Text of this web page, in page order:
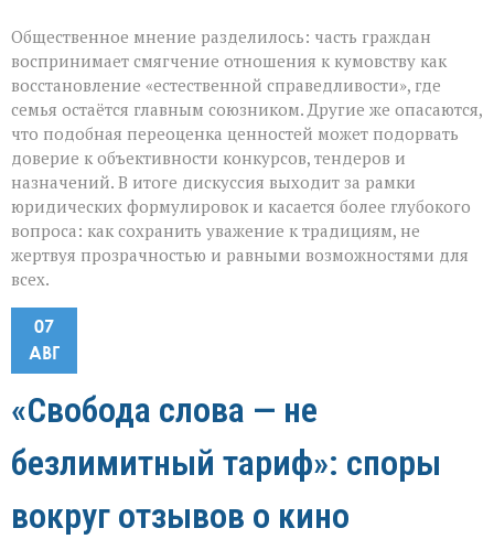
Общественное мнение разделилось: часть граждан
воспринимает смягчение отношения к кумовству как
восстановление «естественной справедливости», где
семья остаётся главным союзником. Другие же опасаются,
что подобная переоценка ценностей может подорвать
доверие к объективности конкурсов, тендеров и
назначений. В итоге дискуссия выходит за рамки
юридических формулировок и касается более глубокого
вопроса: как сохранить уважение к традициям, не
жертвуя прозрачностью и равными возможностями для
всех.
07
АВГ
«Свобода слова — не
безлимитный тариф»: споры
вокруг отзывов о кино